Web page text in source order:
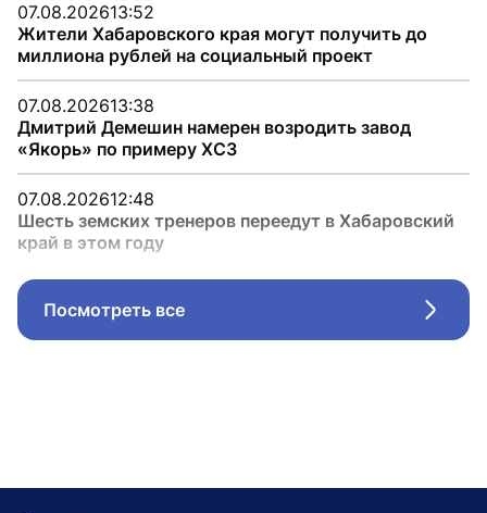
07.08.202613:52
Жители Хабаровского края могут получить до
миллиона рублей на социальный проект
07.08.202613:38
Дмитрий Демешин намерен возродить завод
«Якорь» по примеру ХСЗ
07.08.202612:48
Шесть земских тренеров переедут в Хабаровский
край в этом году
Посмотреть все